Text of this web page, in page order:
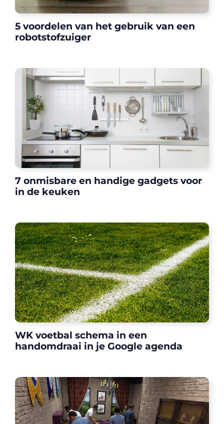
5 voordelen van het gebruik van een
robotstofzuiger
7 onmisbare en handige gadgets voor
in de keuken
WK voetbal schema in een
handomdraai in je Google agenda